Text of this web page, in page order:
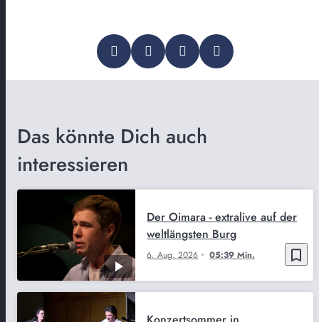
Das könnte Dich auch
interessieren
bookmark_border
6. Aug. 2026 05:39 Min.
Der Oimara - extralive auf der
weltlängsten Burg